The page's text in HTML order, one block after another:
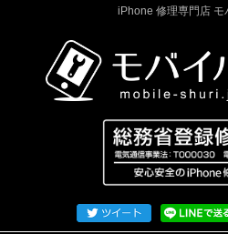
iPhone 修理専門店 モ